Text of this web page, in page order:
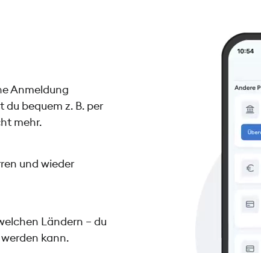
Anmeldung
bequem z. B. per
mehr.
und wieder
Ländern – du
kann.